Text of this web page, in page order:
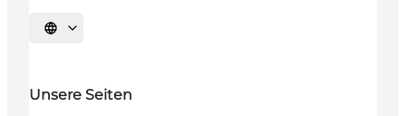
Sprache auswählen
Unsere Seiten